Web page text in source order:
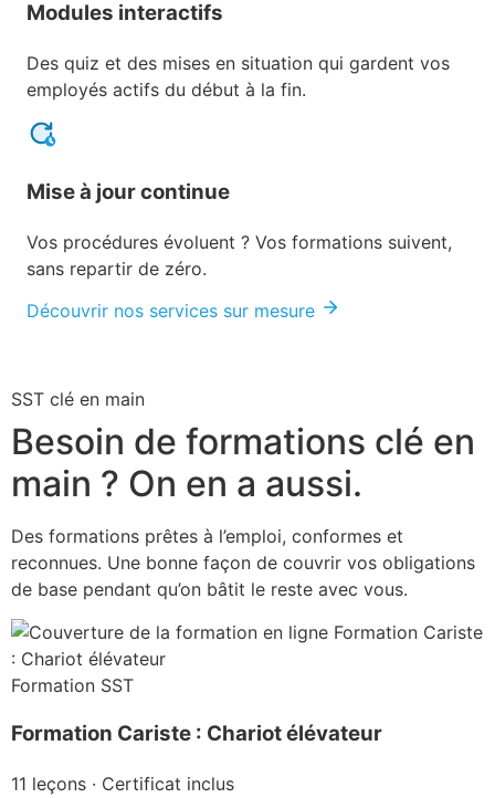
Modules interactifs
Des quiz et des mises en situation qui gardent vos
employés actifs du début à la fin.
Mise à jour continue
Vos procédures évoluent ? Vos formations suivent,
sans repartir de zéro.
Découvrir nos services sur mesure
SST clé en main
Besoin de formations clé en
main ? On en a aussi.
Des formations prêtes à l’emploi, conformes et
reconnues. Une bonne façon de couvrir vos obligations
de base pendant qu’on bâtit le reste avec vous.
Formation SST
Formation Cariste : Chariot élévateur
11 leçons · Certificat inclus